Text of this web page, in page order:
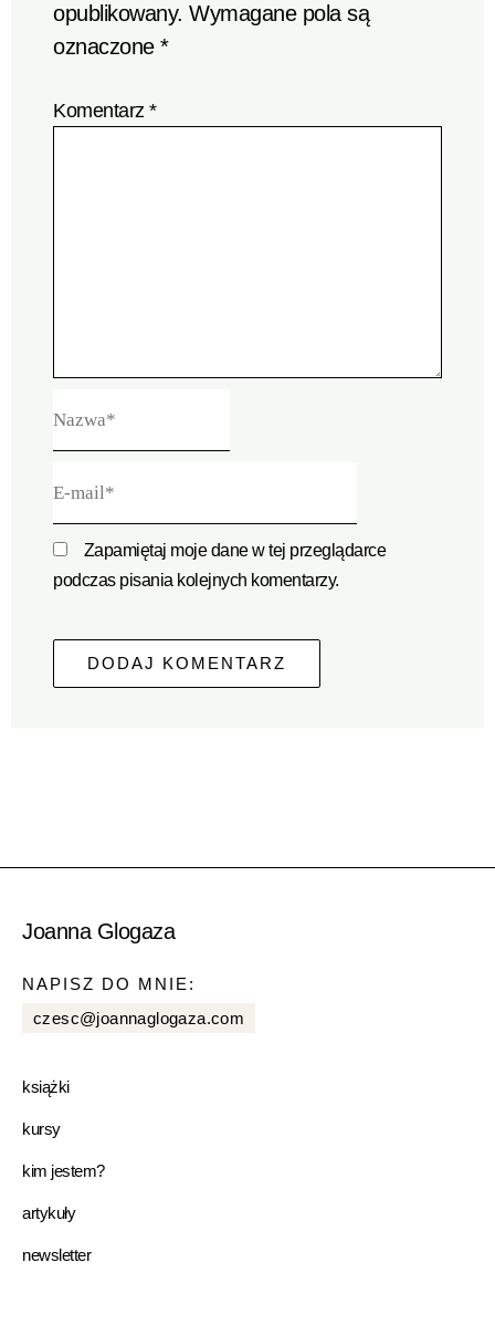
opublikowany. Wymagane pola są
oznaczone*
Komentarz*
mail*
Zapamiętaj moje dane w tej przeglądarce
podczas pisania kolejnych komentarzy.
Joanna Glogaza
NAPISZ DO MNIE:
czesc@joannaglogaza.com
książki
kursy
kim jestem?
artykuły
newsletter